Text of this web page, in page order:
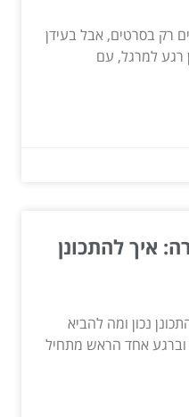
רק בסרטים, אבל בעידן
רגע למרגל, עם
איך להתכונן
נכון ומה להביא
וברגע אחד הראש מתחיל